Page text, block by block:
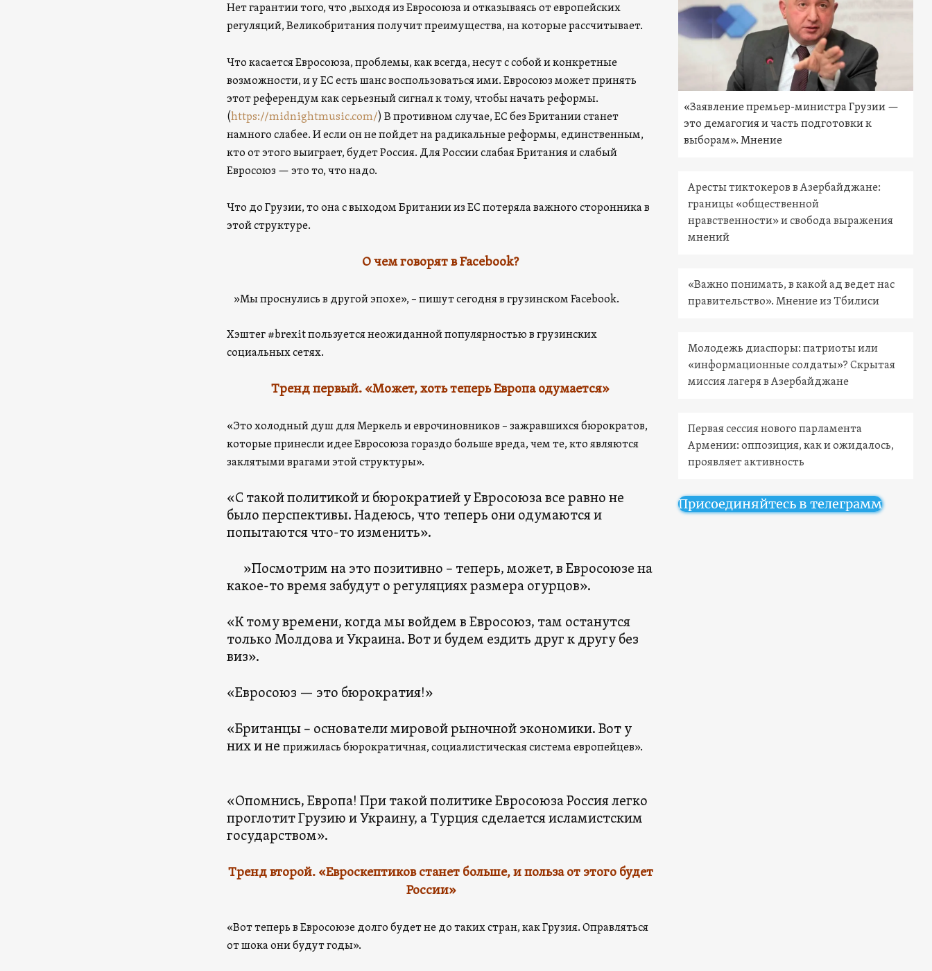
Нет гарантии того, что ,выходя из Евросоюза и отказываясь от европейских
регуляций, Великобритания получит преимущества, на которые рассчитывает.
Что касается Евросоюза, проблемы, как всегда, несут с собой и конкретные
возможности, и у ЕС есть шанс воспользоваться ими. Евросоюз может принять
этот референдум как серьезный сигнал к тому, чтобы начать реформы.
(https://midnightmusic.com/) В противном случае, ЕС без Британии станет
намного слабее. И если он не пойдет на радикальные реформы, единственным,
кто от этого выиграет, будет Россия. Для России слабая Британия и слабый
Евросоюз — это то, что надо.
Что до Грузии, то она с выходом Британии из ЕС потеряла важного сторонника в
этой структуре.
О чем говорят в Facebook?
»Мы проснулись в другой эпохе», – пишут сегодня в грузинском Facebook.
Хэштег #brexit пользуется неожиданной популярностью в грузинских
социальных сетях.
Тренд первый. «Может, хоть теперь Европа одумается»
«Это холодный душ для Меркель и еврочиновников – зажравшихся бюрократов,
которые принесли идее Евросоюза гораздо больше вреда, чем те, кто являются
заклятыми врагами этой структуры».
«С такой политикой и бюрократией у Евросоюза все равно не
было перспективы. Надеюсь, что теперь они одумаются и
попытаются что-то изменить».
»Посмотрим на это позитивно – теперь, может, в Евросоюзе на
какое-то время забудут о регуляциях размера огурцов».
«К тому времени, когда мы войдем в Евросоюз, там останутся
только Молдова и Украина. Вот и будем ездить друг к другу без
виз».
«Евросоюз — это бюрократия!»
«Британцы – основатели мировой рыночной экономики. Вот у
них и не прижилась бюрократичная, социалистическая система европейцев».
«Опомнись, Европа! При такой политике Евросоюза Россия легко
проглотит Грузию и Украину, а Турция сделается исламистским
государством».
Тренд второй. «Евроскептиков станет больше, и польза от этого будет
России»
«Вот теперь в Евросоюзе долго будет не до таких стран, как Грузия. Оправляться
от шока они будут годы».
«Заявление премьер-министра Грузии —
это демагогия и часть подготовки к
выборам». Мнение
Аресты тиктокеров в Азербайджане:
границы «общественной
нравственности» и свобода выражения
мнений
«Важно понимать, в какой ад ведет нас
правительство». Мнение из Тбилиси
Молодежь диаспоры: патриоты или
«информационные солдаты»? Скрытая
миссия лагеря в Азербайджане
Первая сессия нового парламента
Армении: оппозиция, как и ожидалось,
проявляет активность
Присоединяйтесь в телеграмм